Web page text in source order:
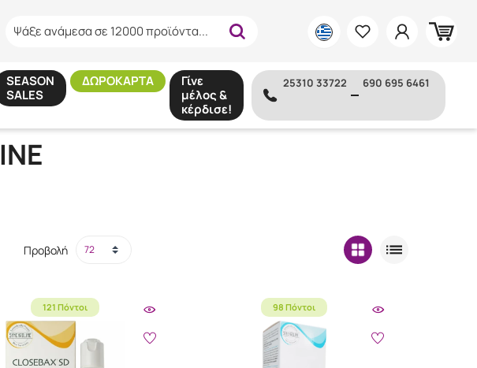
Ψάξε ανάμεσα σε 12000 προϊόντα...
SEASON
SALES
ΔΩΡΟΚΑΡΤΑ
Γίνε
μέλος &
κέρδισε!
25310 33722 690 695 6461
Προβολή
121 Πόντοι 98 Πόντοι